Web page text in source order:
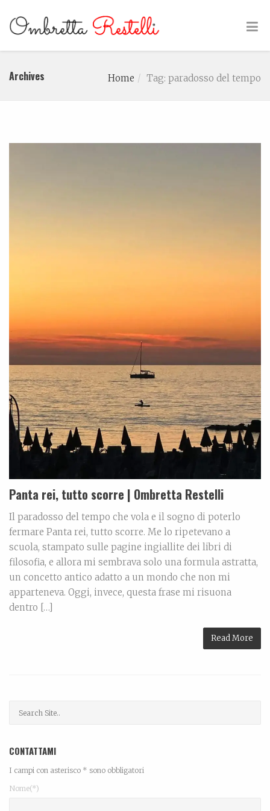
Archives Home Tag: paradosso del tempo
Panta rei, tutto scorre | Ombretta Restelli
Il paradosso del tempo che vola e il sogno di poterlo
fermare Panta rei, tutto scorre. Me lo ripetevano a
scuola, stampato sulle pagine ingiallite dei libri di
filosofia, e allora mi sembrava solo una formula astratta,
un concetto antico adatto a un mondo che non mi
apparteneva. Oggi, invece, questa frase mi risuona
dentro […]
Read More
CONTATTAMI
I campi con asterisco * sono obbligatori
Nome(*)